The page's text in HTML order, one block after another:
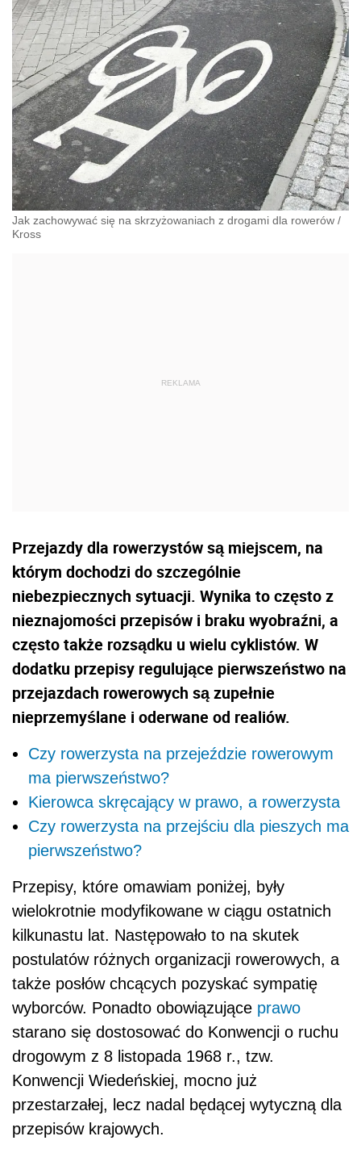
Jak zachowywać się na skrzyżowaniach z drogami dla rowerów /
Kross
Przejazdy dla rowerzystów są miejscem, na
którym dochodzi do szczególnie
niebezpiecznych sytuacji. Wynika to często z
nieznajomości przepisów i braku wyobraźni, a
często także rozsądku u wielu cyklistów. W
dodatku przepisy regulujące pierwszeństwo na
przejazdach rowerowych są zupełnie
nieprzemyślane i oderwane od realiów.
Czy rowerzysta na przejeździe rowerowym
ma pierwszeństwo?
Kierowca skręcający w prawo, a rowerzysta
Czy rowerzysta na przejściu dla pieszych ma
pierwszeństwo?
Przepisy, które omawiam poniżej, były
wielokrotnie modyfikowane w ciągu ostatnich
kilkunastu lat. Następowało to na skutek
postulatów różnych organizacji rowerowych, a
także posłów chcących pozyskać sympatię
wyborców. Ponadto obowiązujące prawo
starano się dostosować do Konwencji o ruchu
drogowym z 8 listopada 1968 r., tzw.
Konwencji Wiedeńskiej, mocno już
przestarzałej, lecz nadal będącej wytyczną dla
przepisów krajowych.